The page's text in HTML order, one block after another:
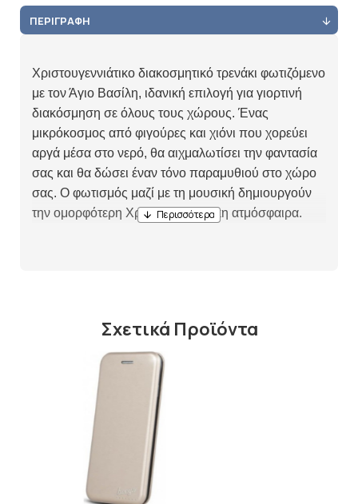
ΠΕΡΙΓΡΑΦΉ
Χριστουγεννιάτικο διακοσμητικό τρενάκι φωτιζόμενο
με τον Άγιο Βασίλη, ιδανική επιλογή για γιορτινή
διακόσμηση σε όλους τους χώρους. Ένας
μικρόκοσμος από φιγούρες και χιόνι που χορεύει
αργά μέσα στο νερό, θα αιχμαλωτίσει την φαντασία
σας και θα δώσει έναν τόνο παραμυθιού στο χώρο
σας. Ο φωτισμός μαζί με τη μουσική δημιουργούν
την ομορφότερη Χριστουγεννιάτικη ατμόσφαιρα.
Σχετικά Προϊόντα